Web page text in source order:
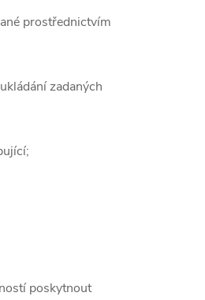
prostřednictvím
zadaných
poskytnout